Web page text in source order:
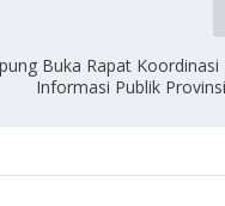
Buka Rapat Koordinasi
Informasi Publik